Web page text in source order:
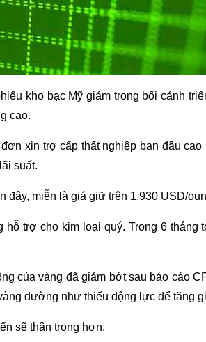
kho bạc Mỹ giảm trong bối cảnh
cao.
xin trợ cấp thất nghiệp ban đầu
suất.
đây, miễn là giá giữ trên 1.930 USD/
trợ cho kim loại quý. Trong 6
của vàng đã giảm bớt sau báo cáo
dường như thiếu động lực để tăng
sẽ thận trọng hơn.